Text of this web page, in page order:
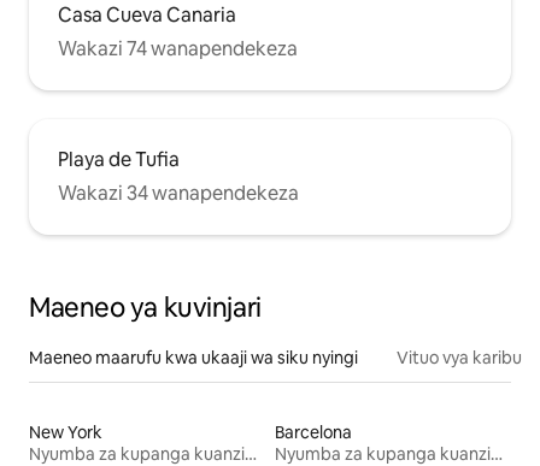
Casa Cueva Canaria
Wakazi 74 wanapendekeza
Playa de Tufia
Wakazi 34 wanapendekeza
Maeneo ya kuvinjari
Maeneo maarufu kwa ukaaji wa siku nyingi Vituo vya karibu
New York
Nyumba za kupanga kuanzia mwezi mmoja
Barcelona
Nyumba za kupanga kuanzia mwezi mmoja